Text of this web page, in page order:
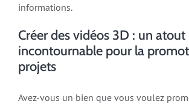
informations.
Créer des vidéos 3D : un atout
incontournable pour la
projets
Avez-vous un bien que vous voulez